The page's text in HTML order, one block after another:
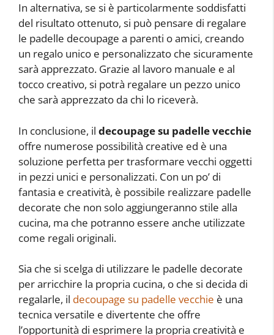
In alternativa, se si è particolarmente soddisfatti
del risultato ottenuto, si può pensare di regalare
le padelle decoupage a parenti o amici, creando
un regalo unico e personalizzato che sicuramente
sarà apprezzato. Grazie al lavoro manuale e al
tocco creativo, si potrà regalare un pezzo unico
che sarà apprezzato da chi lo riceverà.
In conclusione, il decoupage su padelle vecchie
offre numerose possibilità creative ed è una
soluzione perfetta per trasformare vecchi oggetti
in pezzi unici e personalizzati. Con un po’ di
fantasia e creatività, è possibile realizzare padelle
decorate che non solo aggiungeranno stile alla
cucina, ma che potranno essere anche utilizzate
come regali originali.
Sia che si scelga di utilizzare le padelle decorate
per arricchire la propria cucina, o che si decida di
regalarle, il decoupage su padelle vecchie è una
tecnica versatile e divertente che offre
l’opportunità di esprimere la propria creatività e